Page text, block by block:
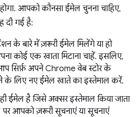
आपको कौनसा ईमेल चुनना चाहिए,
दी गई है:
के बारे में ज़रूरी ईमेल मिलेंगे या हो
कोई एक खाता मिटाना चाहें. इसलिए,
सिर्फ़ अपने Chrome वेब स्टोर के
लिए नए ईमेल खाते का इस्तेमाल करें.
ईमेल है जिसे अक्सर इस्तेमाल किया जाता
पर आपको ज़रूरी सूचनाएं या सूचनाएं